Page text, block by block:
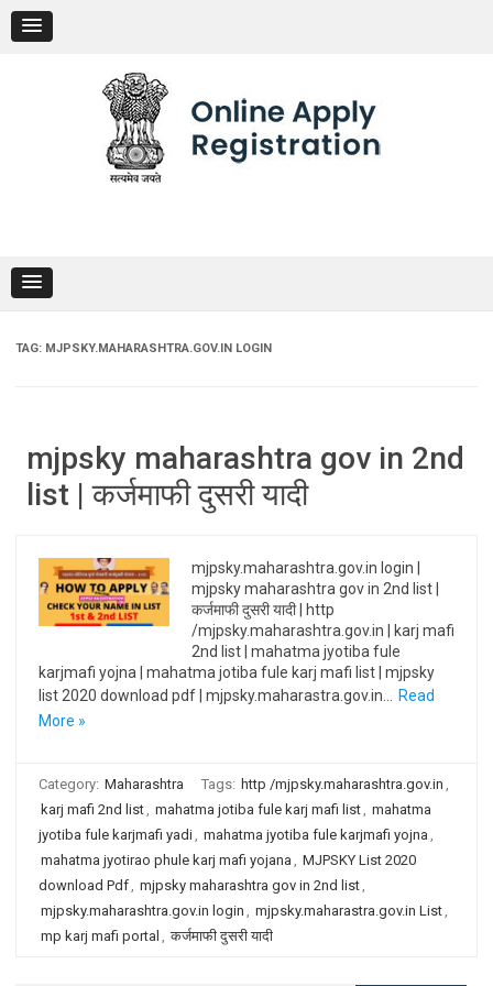
content
TAG: MJPSKY.MAHARASHTRA.GOV.IN LOGIN
mjpsky maharashtra gov in 2nd
list | कर्जमाफी दुसरी यादी
mjpsky.maharashtra.gov.in login |
mjpsky maharashtra gov in 2nd list |
कर्जमाफी दुसरी यादी | http
/mjpsky.maharashtra.gov.in | karj mafi
2nd list | mahatma jyotiba fule
karjmafi yojna | mahatma jotiba fule karj mafi list | mjpsky
list 2020 download pdf | mjpsky.maharastra.gov.in…
Read
More »
Category: Maharashtra Tags: http /mjpsky.maharashtra.gov.in ,
karj mafi 2nd list, mahatma jotiba fule karj mafi list, mahatma
jyotiba fule karjmafi yadi, mahatma jyotiba fule karjmafi yojna ,
mahatma jyotirao phule karj mafi yojana , MJPSKY List 2020
download Pdf, mjpsky maharashtra gov in 2nd list,
mjpsky.maharashtra.gov.in login , mjpsky.maharastra.gov.in List,
mp karj mafi portal , कर्जमाफी दुसरी यादी